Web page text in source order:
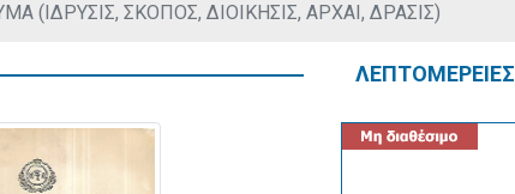
(ΙΔΡΥΣΙΣ, ΣΚΟΠΟΣ, ΔΙΟΙΚΗΣΙΣ, ΑΡΧΑΙ, ΔΡΑΣΙΣ)
ΛΕΠΤΟΜΕΡΕΙΕΣ